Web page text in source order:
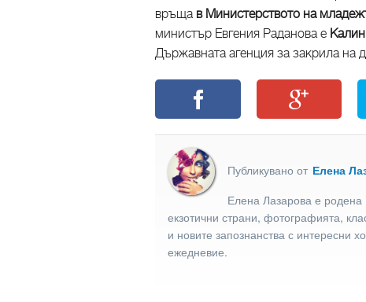
връща в Министерството на
министър Евгения Раданова е
Държавната агенция за закрила на
Публикувано от Елена
Елена Лазарова е
екзотични страни, фотографията,
и новите запознанства с интересни
ежедневие.